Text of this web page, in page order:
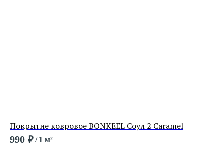
Покрытие ковровое BONKEEL Соул 2 Caramel
990 ₽/ 1 м²